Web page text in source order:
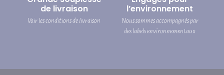
de livraison
Voir les conditions de livraison
l’environnement
Nous sommes accompagnés par
des labels environnementaux